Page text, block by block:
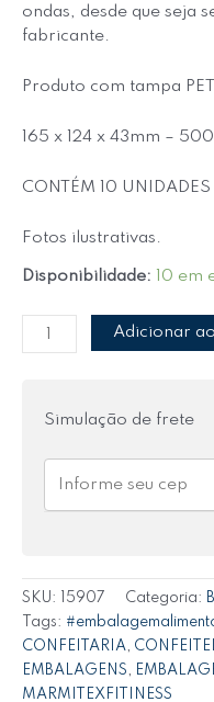
ondas, desde que seja
fabricante.
Produto com tampa
165 x 124 x 43mm –
CONTÉM 10 UNIDADES
Fotos ilustrativas.
Disponibilidade: 10 em
Adicionar
Simulação de frete
SKU: 15907 Categoria:
Tags:
CONFEITARIA,
EMBALAGENS,
MARMITEXFITINESS